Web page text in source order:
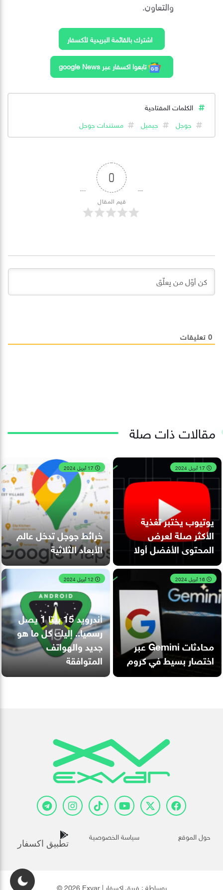
والتعاون.
اشترك بالقائمة البريدية لأكسفار
تابعوا اكسفار عبر google News
الكلمات المفتاحية
جوجل
جيميل مستندات جوجل
0
قيم المقال
0 تعليقات
مقالات ذات صلة
يوتيوب يختبر تغذية
الأكثر صلة لعرض
المحتوى الأفضل أولا
خرائط جوجل تدخل عالم
الأبعاد الثلاثية
محادثات Gemini عبر
اختصار بسيط في كروم
أندرويد 15 بيتا 1 يصل
رسميا.. إليك كل ما هو
جديد والهواتف
المتوافقة
حول الموقع سياسة الخصوصية
تطبيق اكسفار
© 2026 Exvar | بوساطة : فريق إكسفار